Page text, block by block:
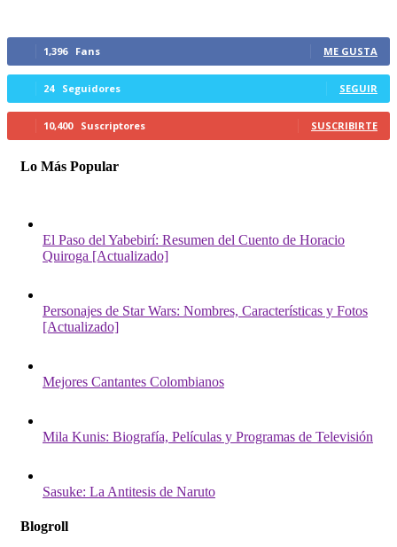
1,396 Fans ME GUSTA
24 Seguidores SEGUIR
10,400 Suscriptores SUSCRIBIRTE
Lo Más Popular
El Paso del Yabebirí: Resumen del Cuento de Horacio
Quiroga [Actualizado]
Personajes de Star Wars: Nombres, Características y Fotos
[Actualizado]
Mejores Cantantes Colombianos
Mila Kunis: Biografía, Películas y Programas de Televisión
Sasuke: La Antitesis de Naruto
Blogroll